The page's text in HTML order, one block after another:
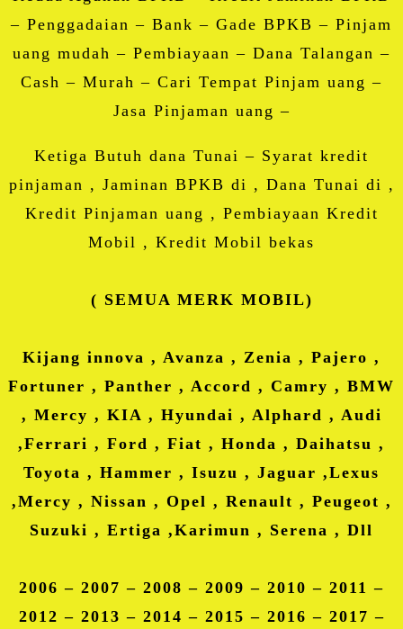
– Penggadaian – Bank – Gade BPKB – Pinjam
uang mudah – Pembiayaan – Dana Talangan –
Cash – Murah – Cari Tempat Pinjam uang –
Jasa Pinjaman uang –
Ketiga Butuh dana Tunai – Syarat kredit
pinjaman , Jaminan BPKB di , Dana Tunai di ,
Kredit Pinjaman uang , Pembiayaan Kredit
Mobil , Kredit Mobil bekas
( SEMUA MERK MOBIL)
Kijang innova , Avanza , Zenia , Pajero ,
Fortuner , Panther , Accord , Camry , BMW
, Mercy , KIA , Hyundai , Alphard , Audi
,Ferrari , Ford , Fiat , Honda , Daihatsu ,
Toyota , Hammer , Isuzu , Jaguar ,Lexus
,Mercy , Nissan , Opel , Renault , Peugeot ,
Suzuki , Ertiga ,Karimun , Serena , Dll
2006 – 2007 – 2008 – 2009 – 2010 – 2011 –
2012 – 2013 – 2014 – 2015 – 2016 – 2017 –